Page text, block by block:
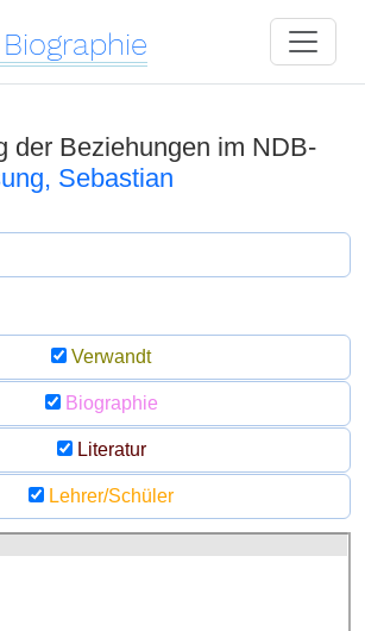
Biographie
der Beziehungen im NDB-
Sebastian
Verwandt
Biographie
Literatur
Lehrer/Schüler